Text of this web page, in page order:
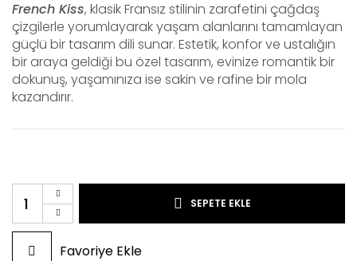
French Kiss, klasik Fransız stilinin zarafetini çağdaş
çizgilerle yorumlayarak yaşam alanlarını tamamlayan
güçlü bir tasarım dili sunar. Estetik, konfor ve ustalığın
bir araya geldiği bu özel tasarım, evinize romantik bir
dokunuş, yaşamınıza ise sakin ve rafine bir mola
kazandırır.
SEPETE EKLE
Favoriye Ekle